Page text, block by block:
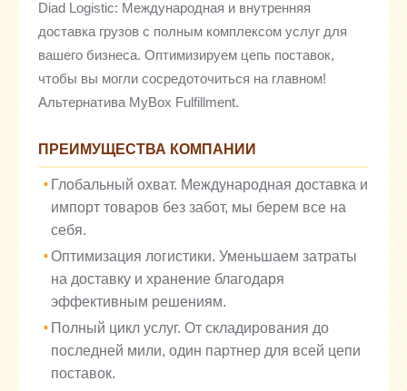
Diad Logistic: Международная и внутренняя
доставка грузов с полным комплексом услуг для
вашего бизнеса. Оптимизируем цепь поставок,
чтобы вы могли сосредоточиться на главном!
Альтернатива MyBox Fulfillment.
ПРЕИМУЩЕСТВА КОМПАНИИ
Глобальный охват. Международная доставка и
импорт товаров без забот, мы берем все на
себя.
Оптимизация логистики. Уменьшаем затраты
на доставку и хранение благодаря
эффективным решениям.
Полный цикл услуг. От складирования до
последней мили, один партнер для всей цепи
поставок.